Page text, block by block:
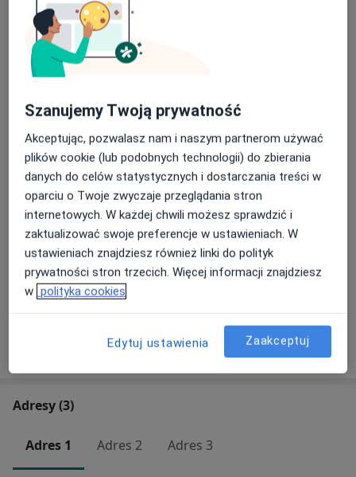
Konsultacja kardiologiczna + EKG
Od 250 zł Szczegóły
Od 170 zł Szczegóły
Konsultacja internistyczna
200 zł Szczegóły Umów wizytę
Konsultacja kardiologiczna + EKG +
ECHO serca
Od 320 zł Szczegóły
Umów wizytę
+ 2 usługi
W jaki sposób ustalane są ceny?
Adresy (3)
Adres 1 Adres 2 Adres 3
Szanujemy Twoją prywatność
Akceptując, pozwalasz nam i naszym partnerom używać
plików cookie (lub podobnych technologii) do zbierania
danych do celów statystycznych i dostarczania treści w
oparciu o Twoje zwyczaje przeglądania stron
internetowych. W każdej chwili możesz sprawdzić i
zaktualizować swoje preferencje w ustawieniach. W
ustawieniach znajdziesz również linki do polityk
prywatności stron trzecich. Więcej informacji znajdziesz
w polityka cookies
Edytuj ustawienia Zaakceptuj